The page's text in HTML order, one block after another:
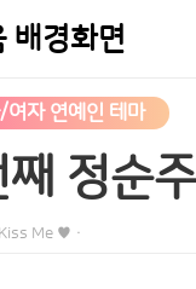
배경화면
자 연예인 테마
정순
Kiss Me ♥ ·